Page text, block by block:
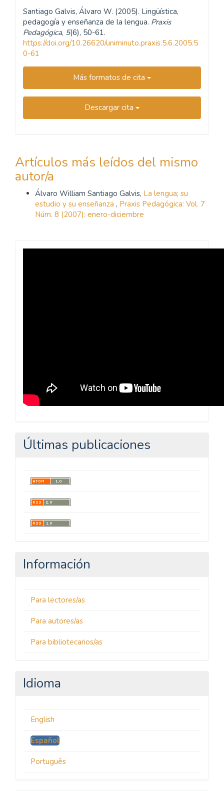
Santiago Galvis, Álvaro W. (2005). Lingüística,
pedagogía y enseñanza de la lengua. Praxis
Pedagógica, 5(6), 50-61.
https://doi.org/10.26620/uniminuto.praxis.5.6.2005.5
0-61
Más formatos de cita
Descargar cita
Artículos más leídos del mismo
autor/a
Álvaro William Santiago Galvis, La lengua; su
estudio y su enseñanza , Praxis Pedagógica: Vol. 7
Núm. 8 (2007): enero-diciembre
Revista
Últimas publicaciones
Información
Para lectores/as
Para autores/as
Para bibliotecarios/as
Idioma
English
Español
Português